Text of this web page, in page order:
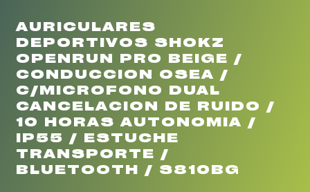
AURICULARES
DEPORTIVOS SHOKZ
OPENRUN PRO BEIGE /
CONDUCCION OSEA /
C/MICROFONO DUAL
CANCELACION DE RUIDO /
10 HORAS AUTONOMIA /
IP55 / ESTUCHE
TRANSPORTE /
BLUETOOTH / S810BG